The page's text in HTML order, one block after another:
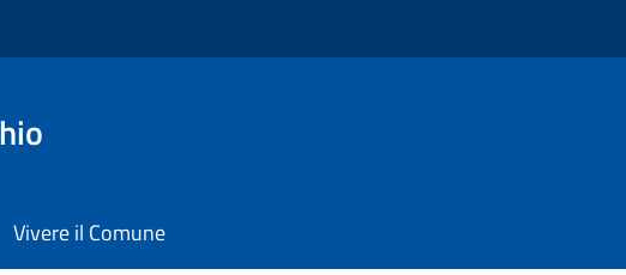
Vivere il Comune